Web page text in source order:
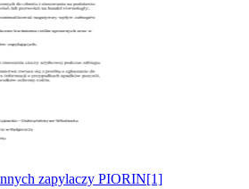
zapylaczy PIORIN[1]